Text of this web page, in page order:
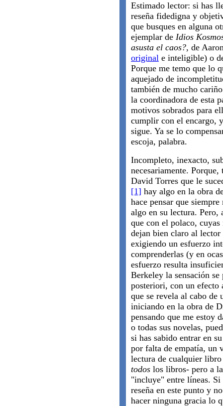
Estimado lector: si has
reseña fidedigna y
que busques en alguna
ejemplar de Idios
asusta el caos?, de
original e inteligible) o
Porque me temo que lo
aquejado de
también de mucho
la coordinadora de esta
motivos sobrados para
cumplir con el encargo,
sigue. Ya se lo
escoja, palabra.
Incompleto, inexacto,
necesariamente.
David Torres que le
[1] hay algo en la obra
hace pensar que
algo en su lectura. Pero,
que con el polaco, cuyas
dejan bien claro al lector
exigiendo un esfuerzo
comprenderlas (y en
esfuerzo resulta
Berkeley la sensación se
posteriori, con un efecto
que se revela al cabo de
iniciando en la obra de
pensando que me estoy
o todas sus novelas,
si has sabido entrar en
por falta de empatía, un
lectura de cualquier
todos los libros- pero a
"incluye" entre líneas. Si
reseña en este punto y
hacer ninguna gracia lo